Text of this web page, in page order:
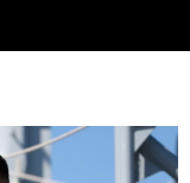
било момент да